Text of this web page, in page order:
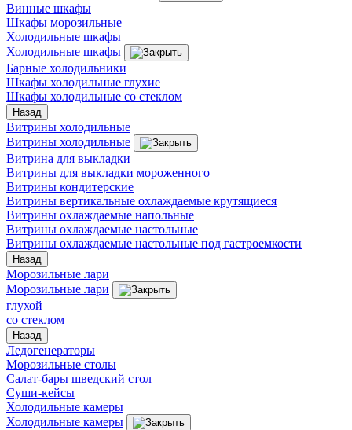
Винные шкафы
Шкафы морозильные
Холодильные шкафы
Холодильные шкафы
Барные холодильники
Шкафы холодильные глухие
Шкафы холодильные со стеклом
Назад
Витрины холодильные
Витрины холодильные
Витрина для выкладки
Витрины для выкладки мороженного
Витрины кондитерские
Витрины вертикальные охлаждаемые крутящиеся
Витрины охлаждаемые напольные
Витрины охлаждаемые настольные
Витрины охлаждаемые настольные под гастроемкости
Назад
Морозильные лари
Морозильные лари
глухой
со стеклом
Назад
Ледогенераторы
Морозильные столы
Салат-бары шведский стол
Суши-кейсы
Холодильные камеры
Холодильные камеры